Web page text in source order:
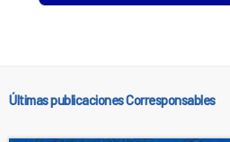
Últimas publicaciones Corresponsables